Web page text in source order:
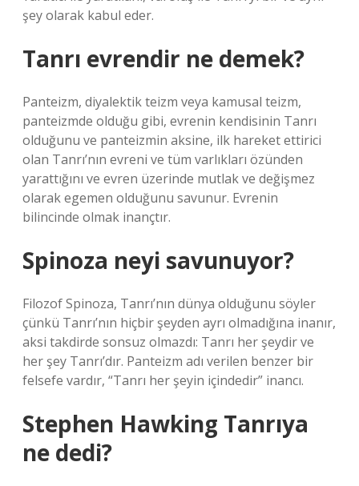
şey olarak kabul eder.
Tanrı evrendir ne demek?
Panteizm, diyalektik teizm veya kamusal teizm,
panteizmde olduğu gibi, evrenin kendisinin Tanrı
olduğunu ve panteizmin aksine, ilk hareket ettirici
olan Tanrı’nın evreni ve tüm varlıkları özünden
yarattığını ve evren üzerinde mutlak ve değişmez
olarak egemen olduğunu savunur. Evrenin
bilincinde olmak inançtır.
Spinoza neyi savunuyor?
Filozof Spinoza, Tanrı’nın dünya olduğunu söyler
çünkü Tanrı’nın hiçbir şeyden ayrı olmadığına inanır,
aksi takdirde sonsuz olmazdı: Tanrı her şeydir ve
her şey Tanrı’dır. Panteizm adı verilen benzer bir
felsefe vardır, “Tanrı her şeyin içindedir” inancı.
Stephen Hawking Tanrıya
ne dedi?